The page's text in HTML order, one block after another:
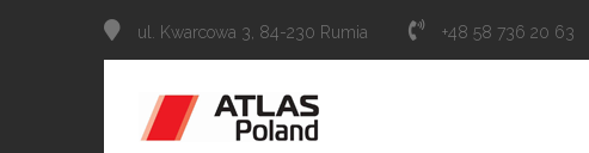
ul. Kwarcowa 3, 84-230 Rumia +48 58 736 20 63